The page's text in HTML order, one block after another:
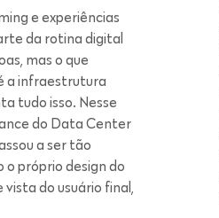
e experiências
da rotina digital
mas o que
a infraestrutura
tudo isso. Nesse
do Data Center
a ser tão
próprio design do
do usuário final,